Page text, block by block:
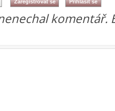
komentář.